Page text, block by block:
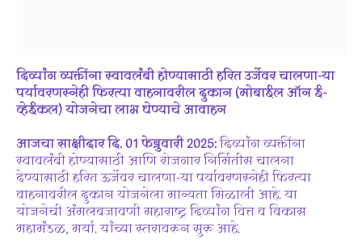
दिव्यांगव्यक्तींनास्वावलंबीहोण्यासाठीहरितउर्जेवरचालणा-या
पर्यावरणस्नेहीफिरत्यावाहनावरीलदुकान (मोबाईलऑनई-
व्हेईकल)योजनेचालाभघेण्याचेआवाहन
आजचा साक्षीदार दि. 01 फेब्रुवारी 2025:दिव्यांग व्यक्तींना
स्वावलंबी होण्यासाठी आणि रोजगार निर्मितीस चालना
देण्यासाठी हरित ऊर्जेवर चालणा-या पर्यावरणस्नेही फिरत्या
वाहनावरील दुकान योजनेला मान्यता मिळाली आहे. या
योजनेची अंमलबजावणी महाराष्ट्र दिव्यांग वित्त व विकास
महामंडळ, मर्या. यांच्या स्तरावरून सुरू आहे.